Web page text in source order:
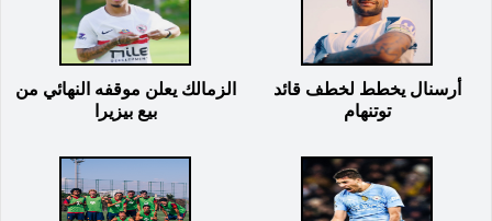
أرسنال يخطط لخطف قائد
توتنهام
الزمالك يعلن موقفه النهائي من
بيع بيزيرا